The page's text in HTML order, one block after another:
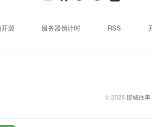
源 服务器倒计时 RSS
© 2026 邯城往事